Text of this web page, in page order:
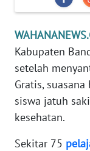
Kabupaten
setelah
Gratis,
siswa jatuh
kesehatan.
Sekitar 75
Informasi
INDEKS
BERITA
KONTAK